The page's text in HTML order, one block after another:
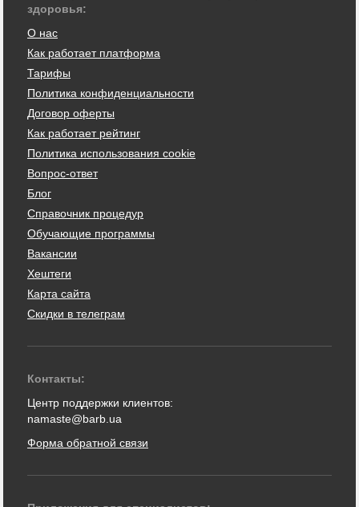
здоровья:
О нас
Как работает платформа
Тарифы
Политика конфиденциальности
Договор оферты
Как работает рейтинг
Политика использования cookie
Вопрос-ответ
Блог
Справочник процедур
Обучающие программы
Вакансии
Хештеги
Карта сайта
Скидки в телеграм
Контакты:
Центр поддержки клиентов:
namaste@barb.ua
Форма обратной связи